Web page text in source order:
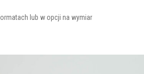
lub w opcji na wymiar